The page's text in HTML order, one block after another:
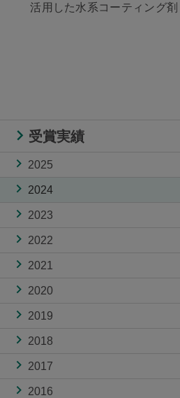
活用した水系コーティング剤
受賞実績
2025
2024
2023
2022
2021
2020
2019
2018
2017
2016